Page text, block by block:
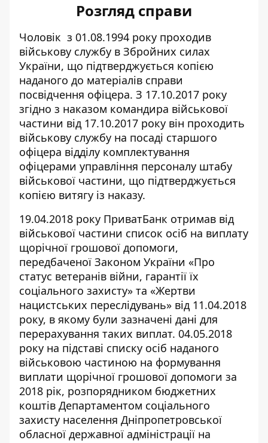
Розгляд справи
Чоловік з 01.08.1994 року проходив
військову службу в Збройних силах
України, що підтверджується копією
наданого до матеріалів справи
посвідчення офіцера. З 17.10.2017 року
згідно з наказом командира військової
частини від 17.10.2017 року він проходить
військову службу на посаді старшого
офіцера відділу комплектування
офіцерами управління персоналу штабу
військової частини, що підтверджується
копією витягу із наказу.
19.04.2018 року ПриватБанк отримав від
військової частини список осіб на виплату
щорічної грошової допомоги,
передбаченої Законом України «Про
статус ветеранів війни, гарантії їх
соціального захисту» та «Жертви
нацистських переслідувань» від 11.04.2018
року, в якому були зазначені дані для
перерахування таких виплат. 04.05.2018
року на підставі списку осіб наданого
військовою частиною на формування
виплати щорічної грошової допомоги за
2018 рік, розпорядником бюджетних
коштів Департаментом соціального
захисту населення Дніпропетровської
обласної державної адміністрації на